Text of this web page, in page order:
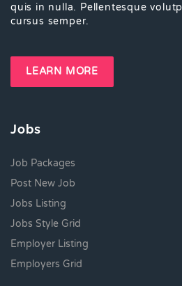
quis in nulla. Pellentesque
cursus semper.
LEARN MORE
Jobs
Job Packages
Post New Job
Jobs Listing
Jobs Style Grid
Employer Listing
Employers Grid